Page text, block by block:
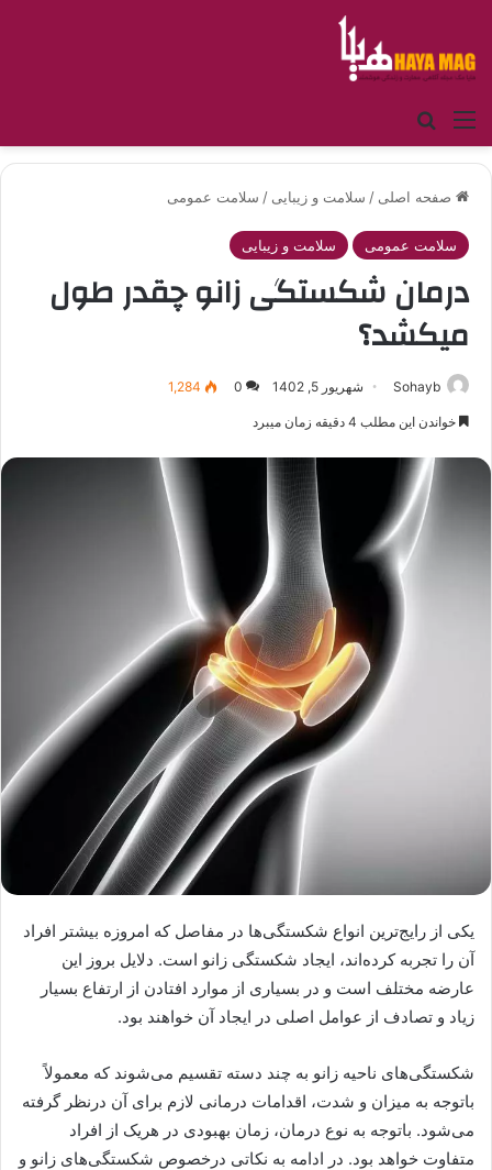
منو
صفحه اصلی / سلامت و زیبایی / سلامت عمومی
سلامت عمومی سلامت و زیبایی
درمان شکستگی زانو چقدر طول
میکشد؟
Sohayb شهریور 5, 1402 0
1,284
خواندن این مطلب 4 دقیقه زمان میبرد
یکی از رایج‌ترین انواع شکستگی‌ها در مفاصل که امروزه بیشتر افراد
آن را تجربه کرده‌اند، ایجاد شکستگی زانو است. دلایل بروز این
عارضه مختلف است و در بسیاری از موارد افتادن از ارتفاع بسیار
زیاد و تصادف از عوامل اصلی در ایجاد آن خواهند بود.
شکستگی‌های ناحیه زانو به چند دسته تقسیم می‌شوند که معمولاً
باتوجه به میزان و شدت، اقدامات درمانی لازم برای آن درنظر گرفته
می‌شود. باتوجه به نوع درمان، زمان بهبودی در هریک از افراد
متفاوت خواهد بود. در ادامه به نکاتی درخصوص شکستگی‌های زانو و